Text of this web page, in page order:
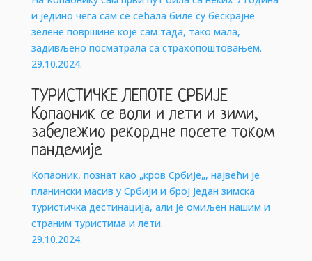
и једино чега сам се сећала биле су бескрајне
зелене површине које сам тада, тако мала,
задивљено посматрала са страхопоштовањем.
29.10.2024.
ТУРИСТИЧКЕ ЛЕПОТЕ СРБИЈЕ
Копаоник се воли и лети и зими,
забележио рекордне посете током
пандемије
Копаоник, познат као „кров Србије„, највећи је
планински масив у Србији и број један зимска
туристичка дестинација, али је омиљен нашим и
страним туристима и лети.
29.10.2024.